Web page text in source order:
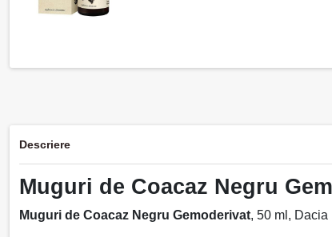
Descriere
Muguri de Coacaz Negru
Muguri de Coacaz Negru Gemoderivat, 50 ml,